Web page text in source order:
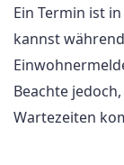
Ein Termin ist
kannst
Beachte
Wartezeiten